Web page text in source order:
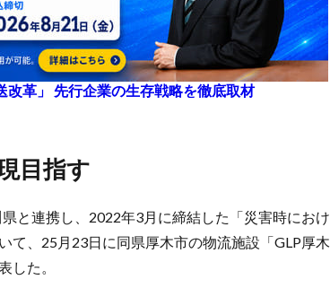
革」 先行企業の生存戦略を徹底取材
目指す
と連携し、2022年3月に締結した「災害時におけ
て、25月23日に同県厚木市の物流施設「GLP厚木
した。